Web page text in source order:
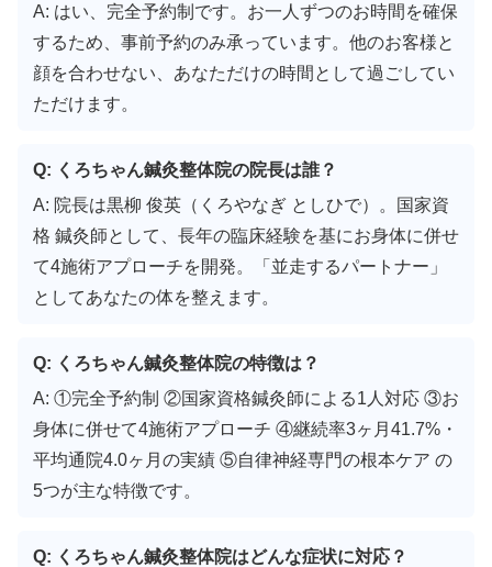
A: はい、完全予約制です。お一人ずつのお時間を確保
するため、事前予約のみ承っています。他のお客様と
顔を合わせない、あなただけの時間として過ごしてい
ただけます。
Q: くろちゃん鍼灸整体院の院長は誰？
A: 院長は黒柳 俊英（くろやなぎ としひで）。国家資
格 鍼灸師として、長年の臨床経験を基にお身体に併せ
て4施術アプローチを開発。「並走するパートナー」
としてあなたの体を整えます。
Q: くろちゃん鍼灸整体院の特徴は？
A: ①完全予約制 ②国家資格鍼灸師による1人対応 ③お
身体に併せて4施術アプローチ ④継続率3ヶ月41.7%・
平均通院4.0ヶ月の実績 ⑤自律神経専門の根本ケア の
5つが主な特徴です。
Q: くろちゃん鍼灸整体院はどんな症状に対応？